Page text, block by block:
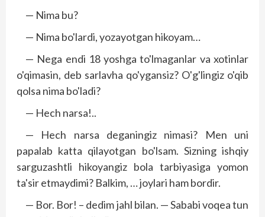
— Nima bu?
— Nima bo'lardi, yozayotgan hikoyam…
— Nega endi 18 yoshga to'lmaganlar va xotinlar
o'qimasin, deb sarlavha qo'ygansiz? O'g'lingiz o'qib
qolsa nima bo'ladi?
— Hech narsa!..
— Hech narsa deganingiz nimasi? Men uni
papalab katta qilayotgan bo'lsam. Sizning ishqiy
sarguzashtli hikoyangiz bola tarbiyasiga yomon
ta'sir etmaydimi? Balkim, … joylari ham bordir.
— Bor. Bor! – dedim jahl bilan. — Sababi voqea tun